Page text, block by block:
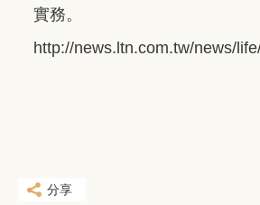
實務。
http://news.ltn.com.tw/news/
分享